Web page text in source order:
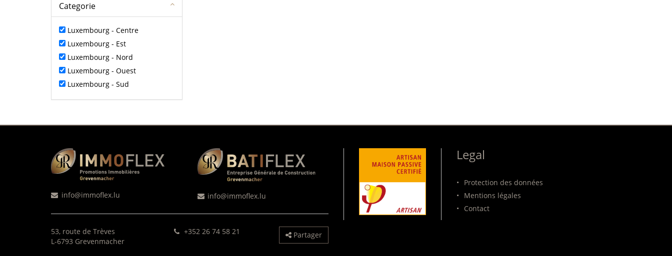
Categorie
Luxembourg - Centre
Luxembourg - Est
Luxembourg - Nord
Luxembourg - Ouest
Luxembourg - Sud
info@immoflex.lu info@immoflex.lu
53, route de Trèves
L-6793 Grevenmacher
+352 26 74 58 21 Partager
Legal
•
Protection des données
•
Mentions légales
•
Contact